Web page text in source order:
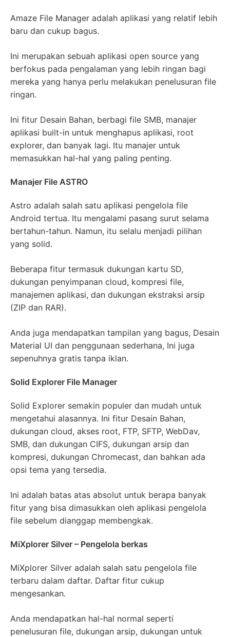
Amaze File Manager adalah aplikasi yang relatif lebih
baru dan cukup bagus.
Ini merupakan sebuah aplikasi open source yang
berfokus pada pengalaman yang lebih ringan bagi
mereka yang hanya perlu melakukan penelusuran file
ringan.
Ini fitur Desain Bahan, berbagi file SMB, manajer
aplikasi built-in untuk menghapus aplikasi, root
explorer, dan banyak lagi. Itu manajer untuk
memasukkan hal-hal yang paling penting.
Manajer File ASTRO
Astro adalah salah satu aplikasi pengelola file
Android tertua. Itu mengalami pasang surut selama
bertahun-tahun. Namun, itu selalu menjadi pilihan
yang solid.
Beberapa fitur termasuk dukungan kartu SD,
dukungan penyimpanan cloud, kompresi file,
manajemen aplikasi, dan dukungan ekstraksi arsip
(ZIP dan RAR).
Anda juga mendapatkan tampilan yang bagus, Desain
Material UI dan penggunaan sederhana, Ini juga
sepenuhnya gratis tanpa iklan.
Solid Explorer File Manager
Solid Explorer semakin populer dan mudah untuk
mengetahui alasannya. Ini fitur Desain Bahan,
dukungan cloud, akses root, FTP, SFTP, WebDav,
SMB, dan dukungan CIFS, dukungan arsip dan
kompresi, dukungan Chromecast, dan bahkan ada
opsi tema yang tersedia.
Ini adalah batas atas absolut untuk berapa banyak
fitur yang bisa dimasukkan oleh aplikasi pengelola
file sebelum dianggap membengkak.
MiXplorer Silver – Pengelola berkas
MiXplorer Silver adalah salah satu pengelola file
terbaru dalam daftar. Daftar fitur cukup
mengesankan.
Anda mendapatkan hal-hal normal seperti
penelusuran file, dukungan arsip, dukungan untuk